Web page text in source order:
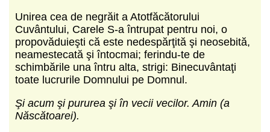
Unirea cea de negrăit a Atotfăcătorului
Cuvântului, Carele S-a întrupat pentru noi, o
propovăduieşti că este nedespărţită şi neosebită,
neamestecată şi întocmai; ferindu-te de
schimbările una întru alta, strigi: Binecuvântaţi
toate lucrurile Domnului pe Domnul.
Şi acum şi pururea şi în vecii vecilor. Amin (a
Născătoarei).